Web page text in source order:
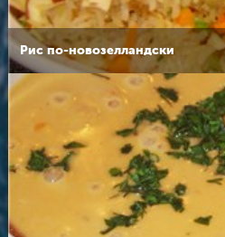
Рис по-новозелландски